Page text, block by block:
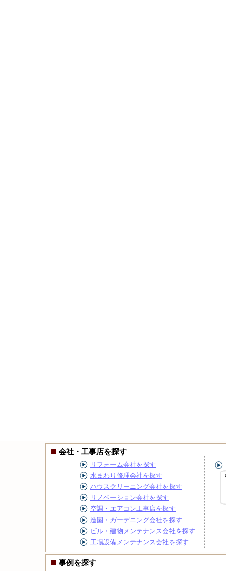
会社・工事店を探す
リフォーム会社を探す
水まわり修理会社を探す
ハウスクリーニング会社を探す
リノベーション会社を探す
空調・エアコン工事店を探す
造園・ガーデニング会社を探す
ビル・建物メンテナンス会社を探す
工場設備メンテナンス会社を探す
事例を探す